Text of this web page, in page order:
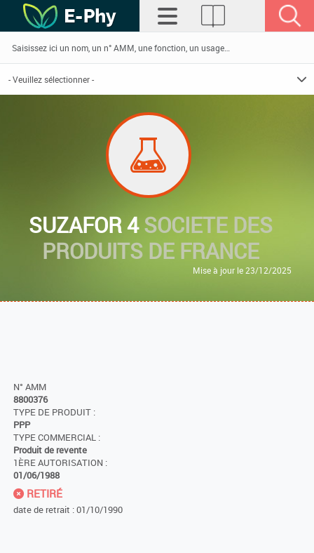
SUZAFOR 4SOCIETE DES
PRODUITS DE FRANCE
Mise à jour le 23/12/2025
N° AMM
8800376
TYPE DE PRODUIT :
PPP
TYPE COMMERCIAL :
Produit de revente
1ÈRE AUTORISATION :
01/06/1988
RETIRÉ
date de retrait : 01/10/1990